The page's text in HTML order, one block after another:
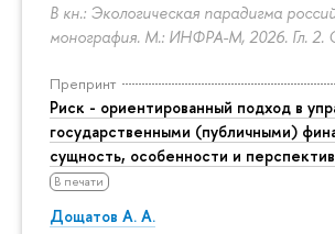
В кн.: Экологическая парадигма
монография. М.: ИНФРА-М, 2026. Гл. 2.
Препринт
Риск - ориентированный подход в
государственными (публичными)
сущность, особенности и
В печати
Дощатов А. А.